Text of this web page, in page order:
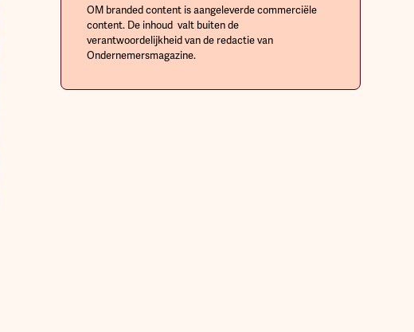
OM branded content is aangeleverde commerciële
content. De inhoud valt buiten de
verantwoordelijkheid van de redactie van
Ondernemersmagazine.